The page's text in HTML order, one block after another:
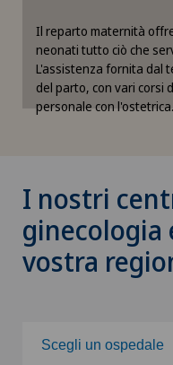
Si prega di attivare
Il reparto maternità
neonati tutto ciò che
L'assistenza fornita dal
del parto, con vari corsi
personale con l'ostetrica.
I nostri
ginecologia
vostra
Scegli un ospedale